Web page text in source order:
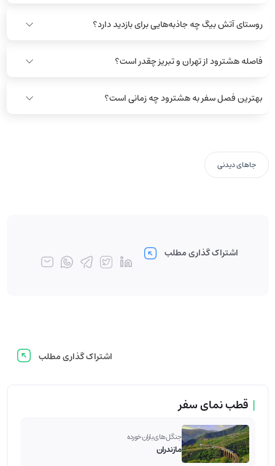
روستای آتش بیگ چه جاذبه‌هایی برای بازدید دارد؟
فاصله هشترود از تهران و تبریز چقدر است؟
بهترین فصل سفر به هشترود چه زمانی است؟
جاهای دیدنی
اشتراک گذاری مطلب
اشتراک گذاری مطلب
| قطب نمای سفر
جنگل های باران خورده
مازندران